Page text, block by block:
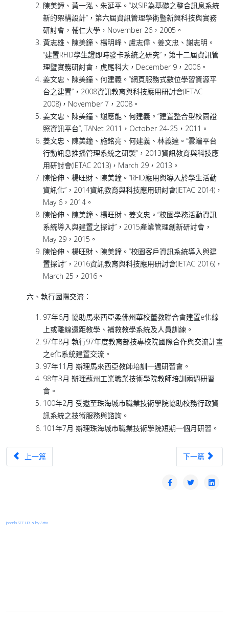
陳美鐘、黃一泓、朱延平。“以SIP為基礎之整合訊息系統
新的架構設計”，第六屆資訊管理學術暨新興科技與實務
研討會，輔仁大學，November 26，2005。
黃志雄、陳美鐘、楊明峰、盧志偉、姜文忠、謝志明。
“建置RFID學生證即時發卡系統之研究”，第十二屆資訊管
理暨實務研討會，虎尾科大，December 9，2006。
姜文忠、陳美鐘、何建義。“網頁服務式數位學習資源平
台之建置”，2008資訊教育與科技應用研討會(IETAC
2008)，November 7，2008。
姜文忠、陳美鐘、謝應能、何建義。“建置整合型校園證
照資訊平台”, TANet 2011，October 24-25，2011。
姜文忠、陳美鐘、施銘亮、何建義、林義達。“雲端平台
行動訊息推播管理系統之研製”，2013資訊教育與科技應
用研討會(IETAC 2013)，March 29，2013。
陳怡伸、楊旺財、陳美鐘。“RFID應用與導入於學生活動
資訊化”，2014資訊教育與科技應用研討會(IETAC 2014)，
May 6，2014。
陳怡伸、陳美鐘、楊旺財、姜文忠。“校園學務活動資訊
系統導入與建置之探討”，2015產業管理創新研討會，
May 29，2015。
陳怡伸、楊旺財、陳美鐘。“校園客戶資訊系統導入與建
置探討”，2016資訊教育與科技應用研討會(IETAC 2016)，
March 25，2016。
六、執行國際交流：
97年6月 協助馬來西亞柔佛州華校董教聯合會建置e化線
上或離線遠距教學、補救教學系統及人員訓練。
97年8月 執行97年度教育部技專校院國際合作與交流計畫
之e化系統建置交流。
97年11月 辦理馬來西亞教師培訓一週研習會。
98年3月 辦理蘇州工業職業技術學院教師培訓兩週研習
會。
100年2月 受邀至珠海城市職業技術學院協助校務行政資
訊系統之技術服務與諮詢。
101年7月 辦理珠海城市職業技術學院短期一個月研習。
上一篇文章：TANet台中區域網路中心優良網路管理人員-梁仕炘
上一篇 下一篇文章：
下一篇
Joomla SEF URLs by Artio